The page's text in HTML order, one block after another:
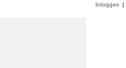
Inloggen |